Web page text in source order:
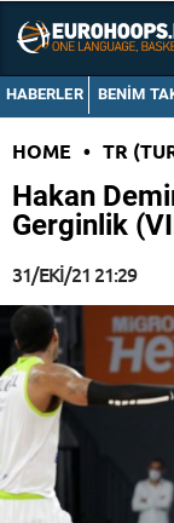
HABERLER BENIM
HOME • TR
Hakan
Gerginlik
31/EKI/21 21:29